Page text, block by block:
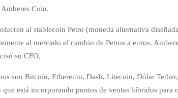
Coin.
al stablecoin Petro (moneda alternativa
al mercado el cambio de Petros a euros.
su CFO.
son Bitcoin, Ethereum, Dash, Litecoin, Dólar
está incorporando puntos de ventas híbridos